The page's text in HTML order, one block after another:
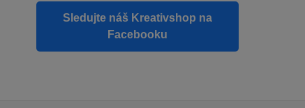
Sledujte náš Kreativshop na
Facebooku